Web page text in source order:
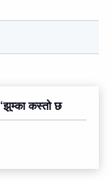
कस्तो छ